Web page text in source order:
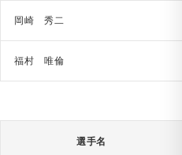
岡崎 秀二
福村 唯倫
選手名